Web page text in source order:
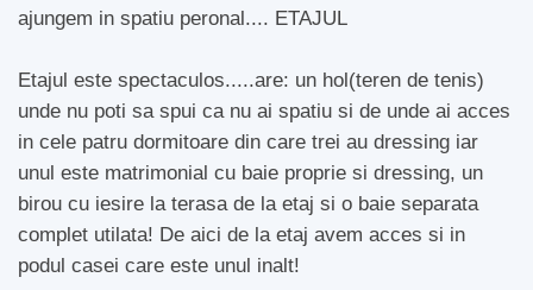
ajungem in spatiu peronal.... ETAJUL
Etajul este spectaculos.....are: un hol(teren de tenis)
unde nu poti sa spui ca nu ai spatiu si de unde ai acces
in cele patru dormitoare din care trei au dressing iar
unul este matrimonial cu baie proprie si dressing, un
birou cu iesire la terasa de la etaj si o baie separata
complet utilata! De aici de la etaj avem acces si in
podul casei care este unul inalt!